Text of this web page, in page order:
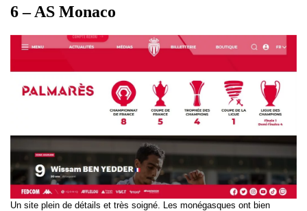
6 – AS Monaco
Un site plein de détails et très soigné. Les monégasques ont bien